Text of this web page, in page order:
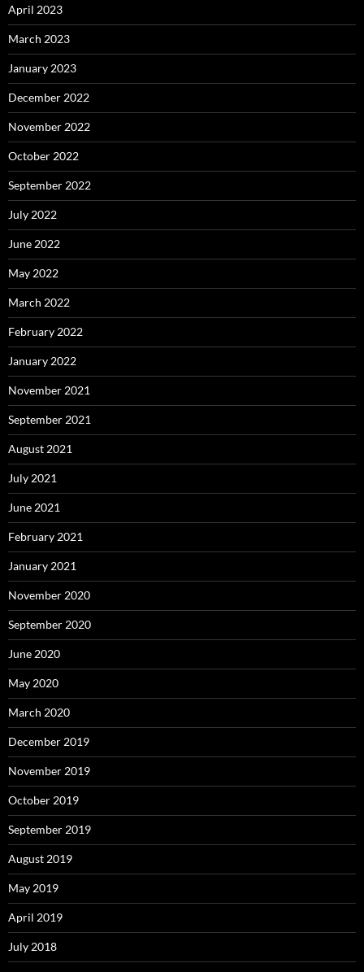
April 2023
March 2023
January 2023
December 2022
November 2022
October 2022
September 2022
July 2022
June 2022
May 2022
March 2022
February 2022
January 2022
November 2021
September 2021
August 2021
July 2021
June 2021
February 2021
January 2021
November 2020
September 2020
June 2020
May 2020
March 2020
December 2019
November 2019
October 2019
September 2019
August 2019
May 2019
April 2019
July 2018